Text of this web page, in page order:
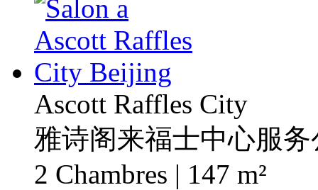
Ascott Raffles City
雅诗阁来福士中心服务
2 Chambres | 147 m²